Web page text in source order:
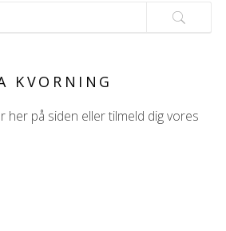
KVORNING
her på siden eller tilmeld dig vores